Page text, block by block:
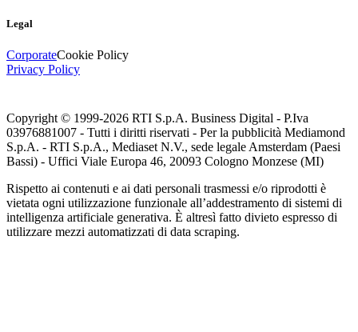
Legal
CorporateCookie Policy
Privacy Policy
Copyright © 1999-2026 RTI S.p.A. Business Digital - P.Iva
03976881007 - Tutti i diritti riservati - Per la pubblicità Mediamond
S.p.A. - RTI S.p.A., Mediaset N.V., sede legale Amsterdam (Paesi
Bassi) - Uffici Viale Europa 46, 20093 Cologno Monzese (MI)
Rispetto ai contenuti e ai dati personali trasmessi e/o riprodotti è
vietata ogni utilizzazione funzionale all’addestramento di sistemi di
intelligenza artificiale generativa. È altresì fatto divieto espresso di
utilizzare mezzi automatizzati di data scraping.